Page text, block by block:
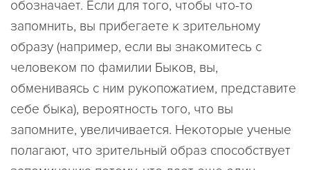
обозначает. Если для того, чтобы что-то
запомнить, вы прибегаете к зрительному
образу (например, если вы знакомитесь с
человеком по фамилии Быков, вы,
обмениваясь с ним рукопожатием, представите
себе быка), вероятность того, что вы
запомните, увеличивается. Некоторые ученые
полагают, что зрительный образ способствует